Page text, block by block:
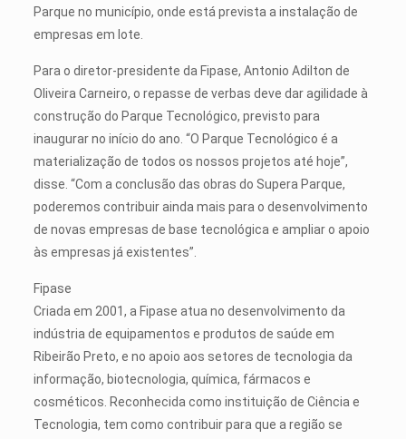
Parque no município, onde está prevista a instalação de
empresas em lote.
Para o diretor-presidente da Fipase, Antonio Adilton de
Oliveira Carneiro, o repasse de verbas deve dar agilidade à
construção do Parque Tecnológico, previsto para
inaugurar no início do ano. “O Parque Tecnológico é a
materialização de todos os nossos projetos até hoje”,
disse. “Com a conclusão das obras do Supera Parque,
poderemos contribuir ainda mais para o desenvolvimento
de novas empresas de base tecnológica e ampliar o apoio
às empresas já existentes”.
Fipase
Criada em 2001, a Fipase atua no desenvolvimento da
indústria de equipamentos e produtos de saúde em
Ribeirão Preto, e no apoio aos setores de tecnologia da
informação, biotecnologia, química, fármacos e
cosméticos. Reconhecida como instituição de Ciência e
Tecnologia, tem como contribuir para que a região se